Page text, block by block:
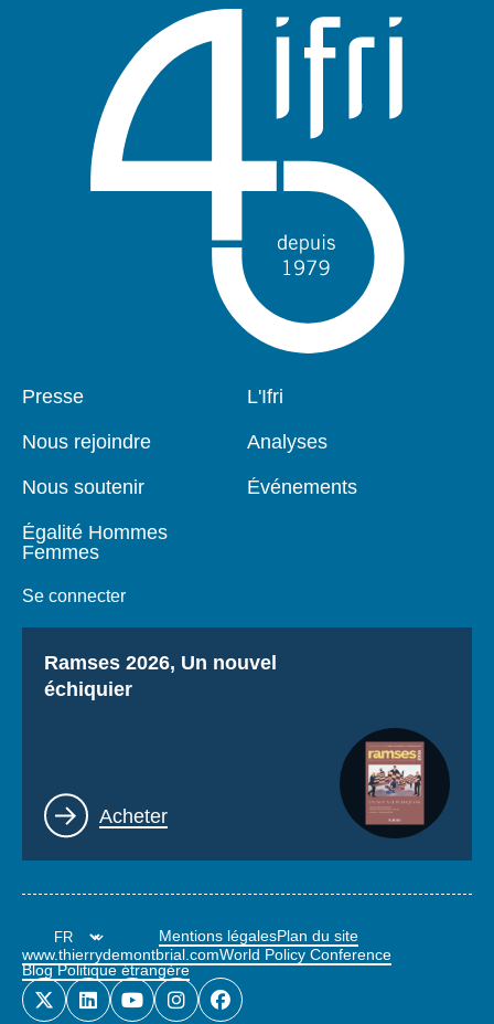
Pied
Presse
Nous rejoindre
Nous soutenir
Égalité Hommes
Femmes
Se connecter
Navigation
L'Ifri
Analyses
Événements
Titre
Ramses 2026, Un nouvel
échiquier
Lien
Acheter
Mentions légalesPlan du site
www.thierrydemontbrial.comWorld Policy Conference
Blog Politique étrangère